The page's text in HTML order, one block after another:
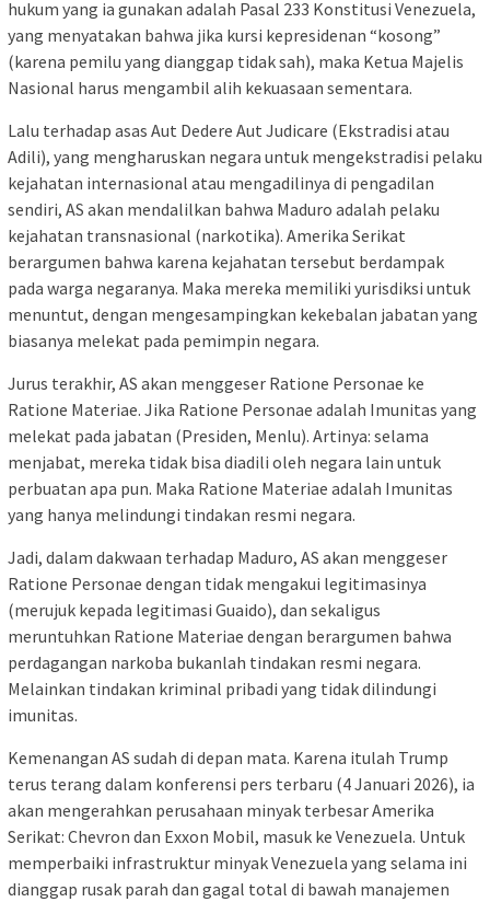
hukum yang ia gunakan adalah Pasal 233 Konstitusi Venezuela,
yang menyatakan bahwa jika kursi kepresidenan “kosong”
(karena pemilu yang dianggap tidak sah), maka Ketua Majelis
Nasional harus mengambil alih kekuasaan sementara.
Lalu terhadap asas Aut Dedere Aut Judicare (Ekstradisi atau
Adili), yang mengharuskan negara untuk mengekstradisi pelaku
kejahatan internasional atau mengadilinya di pengadilan
sendiri, AS akan mendalilkan bahwa Maduro adalah pelaku
kejahatan transnasional (narkotika). Amerika Serikat
berargumen bahwa karena kejahatan tersebut berdampak
pada warga negaranya. Maka mereka memiliki yurisdiksi untuk
menuntut, dengan mengesampingkan kekebalan jabatan yang
biasanya melekat pada pemimpin negara.
Jurus terakhir, AS akan menggeser Ratione Personae ke
Ratione Materiae. Jika Ratione Personae adalah Imunitas yang
melekat pada jabatan (Presiden, Menlu). Artinya: selama
menjabat, mereka tidak bisa diadili oleh negara lain untuk
perbuatan apa pun. Maka Ratione Materiae adalah Imunitas
yang hanya melindungi tindakan resmi negara.
Jadi, dalam dakwaan terhadap Maduro, AS akan menggeser
Ratione Personae dengan tidak mengakui legitimasinya
(merujuk kepada legitimasi Guaido), dan sekaligus
meruntuhkan Ratione Materiae dengan berargumen bahwa
perdagangan narkoba bukanlah tindakan resmi negara.
Melainkan tindakan kriminal pribadi yang tidak dilindungi
imunitas.
Kemenangan AS sudah di depan mata. Karena itulah Trump
terus terang dalam konferensi pers terbaru (4 Januari 2026), ia
akan mengerahkan perusahaan minyak terbesar Amerika
Serikat: Chevron dan Exxon Mobil, masuk ke Venezuela. Untuk
memperbaiki infrastruktur minyak Venezuela yang selama ini
dianggap rusak parah dan gagal total di bawah manajemen